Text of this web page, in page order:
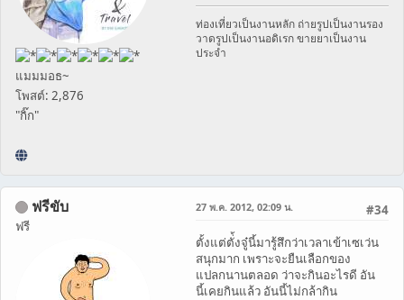
แมมมอธ~
โพสต์: 2,876
"กิ๊ก"
ท่องเที่ยวเป็นงานหลัก ถ่ายรูปเป็นงานรอง
วาดรูปเป็นงานอดิเรก ขายยาเป็นงาน
ประจำ
ฟรีขับ
ฟรี
#34
27 พ.ค. 2012, 02:09 น.
ตั้งแต่ตั่้งจู๋นี้มารู้สึกว่าเวลาเข้าเซเว่น
สนุกมาก เพราะจะยืนเลือกของ
แปลกนานตลอด ว่าจะกินอะไรดี อัน
นี้เคยกินแล้ว อันนี้ไม่กล้ากิน